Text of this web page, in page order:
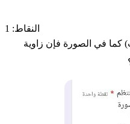
النقاط: 1
كما في الصورة فإن زاوية